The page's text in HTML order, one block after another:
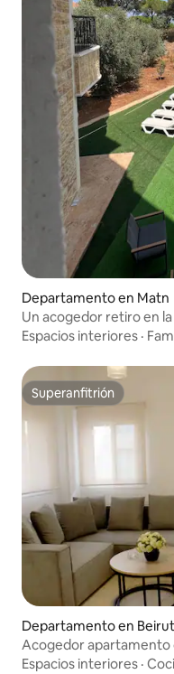
Departamento en Matn
Un acogedor retiro en
Espacios interiores ·
Superanfitrión
Superanfitrión
Departamento en Beirut
Acogedor apartamento
electricidad las 24 horas
Espacios interiores ·